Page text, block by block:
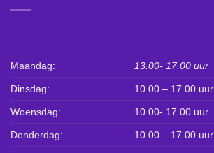
Maandag: 13.00- 17.00 uur
Dinsdag: 10.00 – 17.00 uur
Woensdag: 10.00- 17.00 uur
Donderdag: 10.00 – 17.00 uur